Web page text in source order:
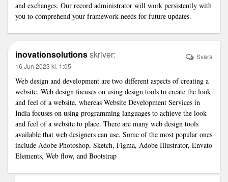
and exchanges. Our record administrator will work persistently with
you to comprehend your framework needs for future updates.
inovationsolutionsskriver:
16 Jun 2023 kl. 1:05
Web design and development are two different aspects of creating a
website. Web design focuses on using design tools to create the look
and feel of a website, whereas Website Development Services in
India focuses on using programming languages ​​to achieve the look
and feel of a website to place. There are many web design tools
available that web designers can use. Some of the most popular ones
include Adobe Photoshop, Sketch, Figma, Adobe Illustrator, Envato
Elements, Web flow, and Bootstrap
Svara